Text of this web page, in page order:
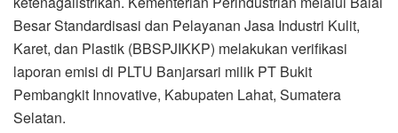
Besar Standardisasi dan Pelayanan Jasa Industri Kulit,
Karet, dan Plastik (BBSPJIKKP) melakukan verifikasi
laporan emisi di PLTU Banjarsari milik PT Bukit
Pembangkit Innovative, Kabupaten Lahat, Sumatera
Selatan.